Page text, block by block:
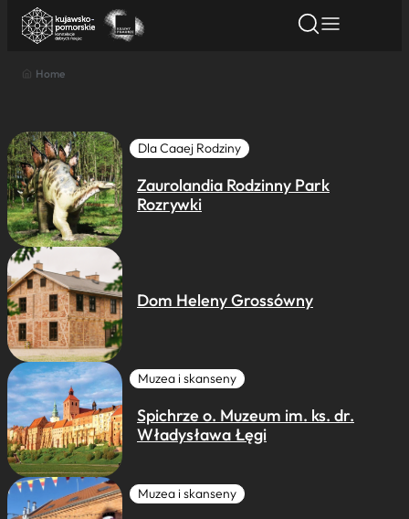
Nazwa atrakcji
Miasto
Kategoria
Home
Dla Caaej Rodziny
Zaurolandia Rodzinny Park
Rozrywki
Dom Heleny Grossówny
Muzea i skanseny
Spichrze o. Muzeum im. ks. dr.
Władysława Łęgi
Muzea i skanseny